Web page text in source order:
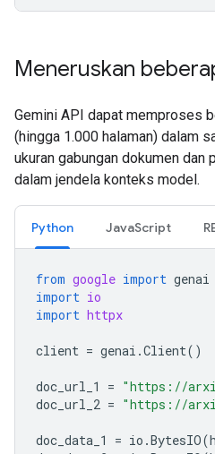
Meneruskan
Gemini API dapat memproses
(hingga 1.000 halaman) dalam
ukuran gabungan dokumen
dalam jendela konteks model.
Python JavaScript
from google import genai
import io
import httpx
client = genai .Client()
doc_url_1 = "https://
doc_url_2 = "https://
doc_data_1 = io .BytesIO(